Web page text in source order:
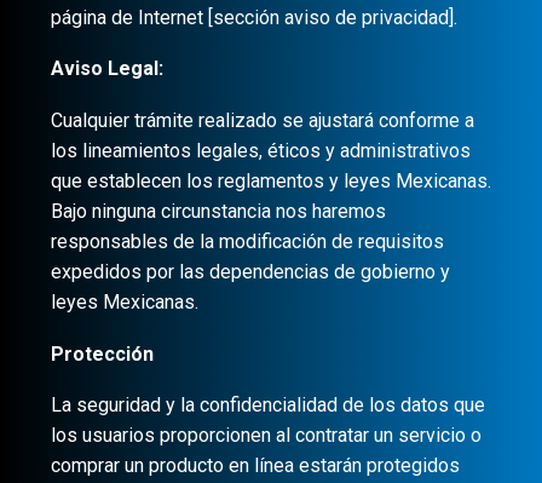
página de Internet [sección aviso de privacidad].
Aviso Legal:
Cualquier trámite realizado se ajustará conforme a
los lineamientos legales, éticos y administrativos
que establecen los reglamentos y leyes Mexicanas.
Bajo ninguna circunstancia nos haremos
responsables de la modificación de requisitos
expedidos por las dependencias de gobierno y
leyes Mexicanas.
Protección
La seguridad y la confidencialidad de los datos que
los usuarios proporcionen al contratar un servicio o
comprar un producto en línea estarán protegidos